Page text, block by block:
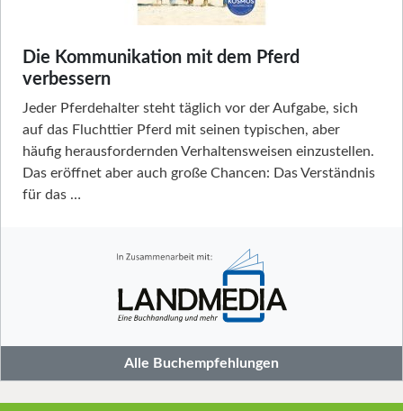
Die Kommunikation mit dem Pferd
verbessern
Jeder Pferdehalter steht täglich vor der Aufgabe, sich
auf das Fluchttier Pferd mit seinen typischen, aber
häufig herausfordernden Verhaltensweisen einzustellen.
Das eröffnet aber auch große Chancen: Das Verständnis
für das …
Alle Buchempfehlungen